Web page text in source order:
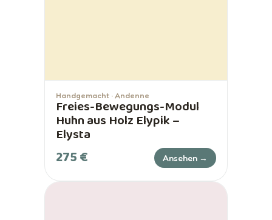
Handgemacht · Andenne
Freies-Bewegungs-Modul
Huhn aus Holz Elypik –
Elysta
275 € Ansehen →